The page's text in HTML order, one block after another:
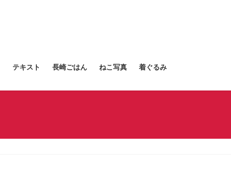
テキスト 長崎ごはん ねこ写真 着ぐるみ